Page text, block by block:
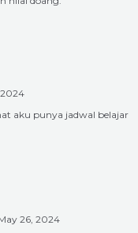
2024
aku punya jadwal belajar
26, 2024